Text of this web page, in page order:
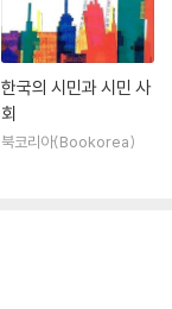
한국의 시민과 시민 사
회
북코리아(Bookorea)